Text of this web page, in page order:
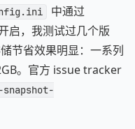
中通过
启，我测试过几个版
节省效果明显：一系列
。官方 issue tracker